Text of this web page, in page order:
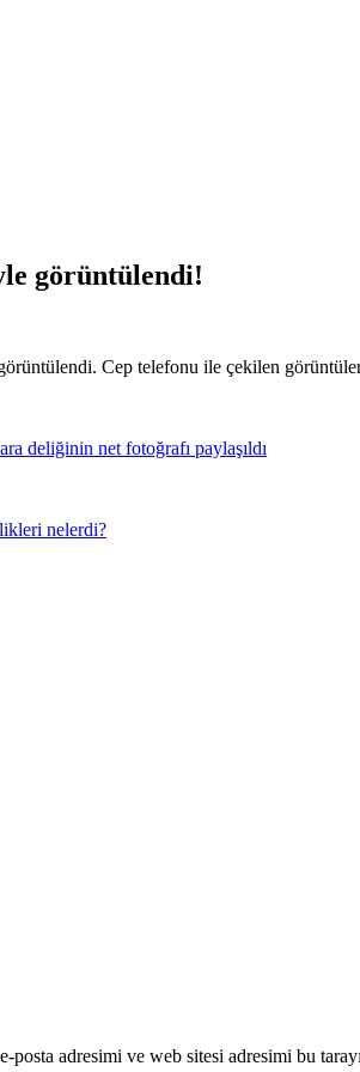
görüntülendi!
Cep telefonu ile çekilen
deliğinin net fotoğrafı paylaşıldı
nelerdi?
posta adresimi ve web sitesi adresimi bu